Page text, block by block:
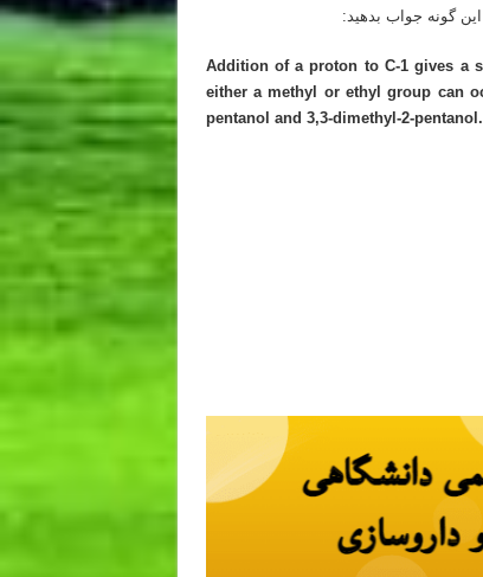
گونه جواب بدهید:
Addition of a proton to C-1 gives a
either a methyl or ethyl group can
pentanol and 3,3-dimethyl-2-pentanol.